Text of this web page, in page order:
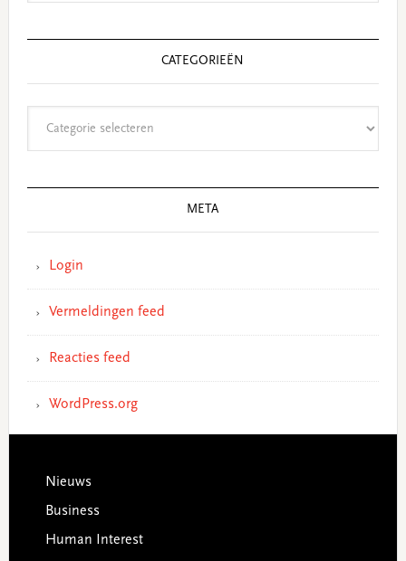
CATEGORIEËN
META
Login
Vermeldingen feed
Reacties feed
WordPress.org
Footer
Nieuws
Business
Human Interest